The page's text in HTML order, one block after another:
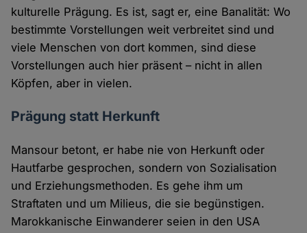
kulturelle Prägung. Es ist, sagt er, eine Banalität: Wo
bestimmte Vorstellungen weit verbreitet sind und
viele Menschen von dort kommen, sind diese
Vorstellungen auch hier präsent – nicht in allen
Köpfen, aber in vielen.
Prägung statt Herkunft
Mansour betont, er habe nie von Herkunft oder
Hautfarbe gesprochen, sondern von Sozialisation
und Erziehungsmethoden. Es gehe ihm um
Straftaten und um Milieus, die sie begünstigen.
Marokkanische Einwanderer seien in den USA